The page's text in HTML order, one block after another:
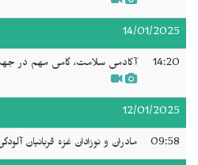
14/01/2025
14:20 آکادمی سلامت، گامی مهم در
12/01/2025
09:58 مادران و نوزادان غزه قربانیان